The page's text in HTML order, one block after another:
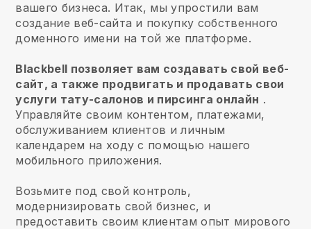
вашего бизнеса. Итак, мы упростили вам
создание веб-сайта и покупку собственного
доменного имени на той же платформе.
Blackbell позволяет вам создавать свой веб-
сайт, а также продвигать и продавать свои
услуги тату-салонов и пирсинга онлайн .
Управляйте своим контентом, платежами,
обслуживанием клиентов и личным
календарем на ходу с помощью нашего
мобильного приложения.
Возьмите под свой контроль,
модернизировать свой бизнес, и
предоставить своим клиентам опыт мирового